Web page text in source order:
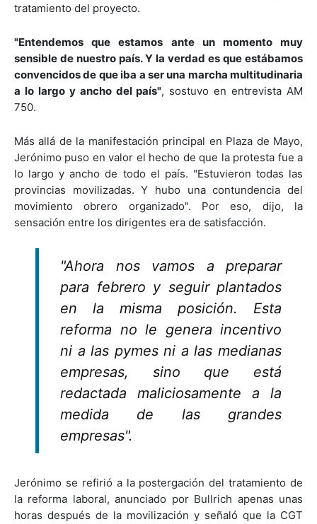
tratamiento del proyecto.
"Entendemos que estamos ante un momento muy
sensible de nuestro país. Y la verdad es que estábamos
convencidos de que iba a ser una marcha multitudinaria
a lo largo y ancho del país", sostuvo en entrevista AM
750.
Más allá de la manifestación principal en Plaza de Mayo,
Jerónimo puso en valor el hecho de que la protesta fue a
lo largo y ancho de todo el país. "Estuvieron todas las
provincias movilizadas. Y hubo una contundencia del
movimiento obrero organizado". Por eso, dijo, la
sensación entre los dirigentes era de satisfacción.
"Ahora nos vamos a preparar
para febrero y seguir plantados
en la misma posición. Esta
reforma no le genera incentivo
ni a las pymes ni a las medianas
empresas, sino que está
redactada maliciosamente a la
medida de las grandes
empresas".
Jerónimo se refirió a la postergación del tratamiento de
la reforma laboral, anunciado por Bullrich apenas unas
horas después de la movilización y señaló que la CGT